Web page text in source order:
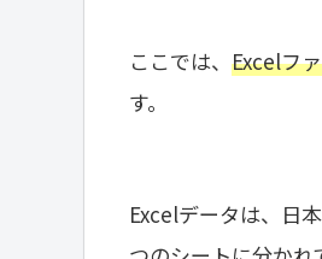
ここでは、 Excelフ
す。
Excelデータは、日